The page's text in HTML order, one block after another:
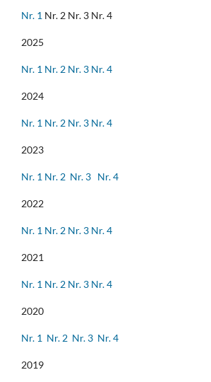
Nr. 1 Nr. 2 Nr. 3 Nr. 4
2025
Nr. 1 Nr. 2 Nr. 3 Nr. 4
2024
Nr. 1 Nr. 2 Nr. 3 Nr. 4
2023
Nr. 1 Nr. 2 Nr. 3 Nr. 4
2022
Nr. 1 Nr. 2 Nr. 3 Nr. 4
2021
Nr. 1 Nr. 2 Nr. 3 Nr. 4
2020
Nr. 1 Nr. 2 Nr. 3 Nr. 4
2019